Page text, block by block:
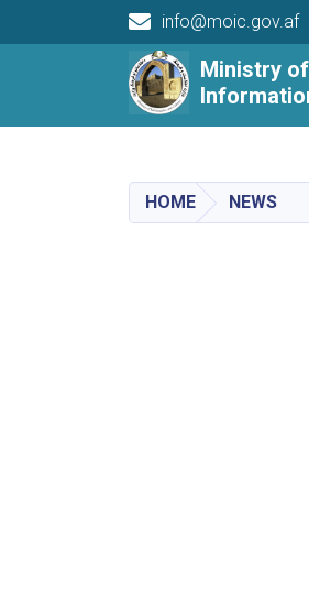
Ministry of
info@moic.gov.af
Main
HOME NEWS